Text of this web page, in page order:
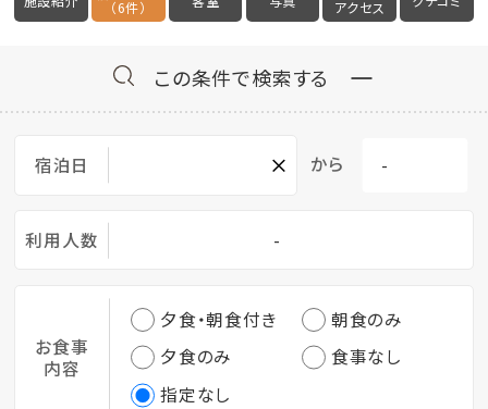
（6件） アクセス
この条件で検索する
宿泊日 × から
利用人数 -
お食事
内容
夕食・朝食付き
朝食のみ
夕食のみ
食事なし
指定なし